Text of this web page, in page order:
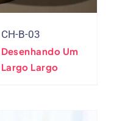
B-03
Um
Largo